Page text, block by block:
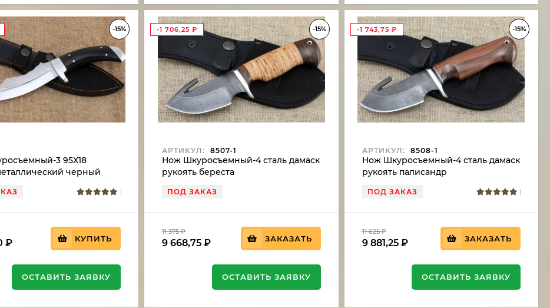
-15%
3 95Х18
черный
1
₽ КУПИТЬ
ОСТАВИТЬ ЗАЯВКУ
-15%
-1 706,25₽
АРТИКУЛ: 8507-1
Нож Шкуросъемный-4 сталь дамаск
рукоять береста
ПОД ЗАКАЗ
11 375₽
9 668,75₽ ЗАКАЗАТЬ
ОСТАВИТЬ ЗАЯВКУ
-15%
-1 743,75 ₽
АРТИКУЛ: 8508-1
Нож Шкуросъемный-4 сталь дамаск
рукоять палисандр
ПОД ЗАКАЗ 1
11 625₽
9 881,25 ₽ ЗАКАЗАТЬ
ОСТАВИТЬ ЗАЯВКУ